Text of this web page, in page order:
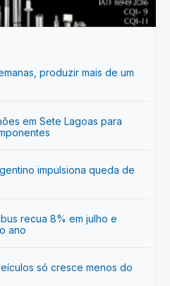
produzir mais de um
em Sete Lagoas para
impulsiona queda de
recua 8% em julho e
ano
só cresce menos do